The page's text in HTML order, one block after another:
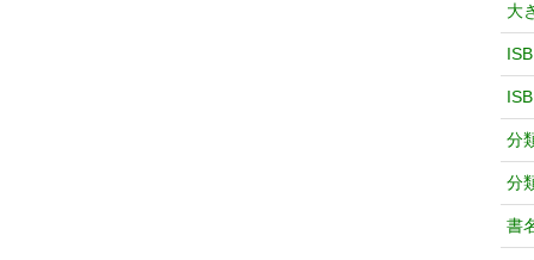
大
分
分
書